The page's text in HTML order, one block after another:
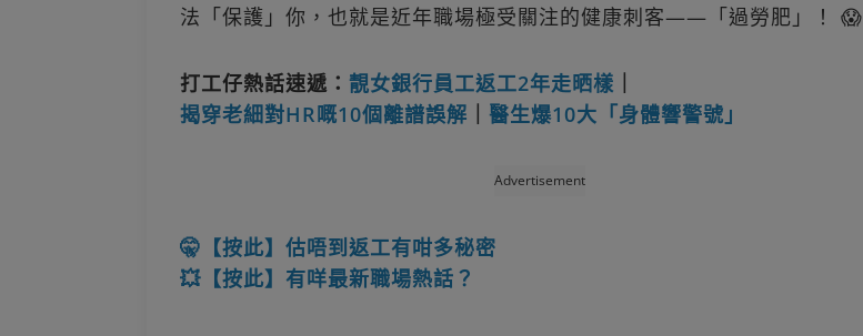
法「保護」你，也就是近年職場極受關注的健康刺客——「過勞肥」！ 😱
打工仔熱話速遞： 靚女銀行員工返工2年走晒樣
揭穿老細對HR嘅10個離譜誤解
醫生爆10大「身體響警號」
Advertisement
🤫【按此】估唔到返工有咁多秘密
💥【按此】有咩最新職場熱話？